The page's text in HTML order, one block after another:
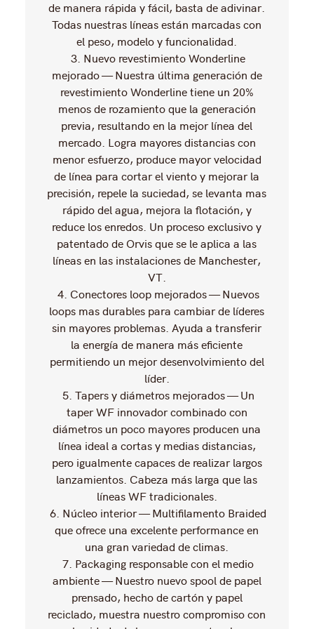
de manera rápida y fácil, basta de adivinar.
Todas nuestras líneas están marcadas con
el peso, modelo y funcionalidad.
3. Nuevo revestimiento Wonderline
mejorado — Nuestra última generación de
revestimiento Wonderline tiene un 20%
menos de rozamiento que la generación
previa, resultando en la mejor línea del
mercado. Logra mayores distancias con
menor esfuerzo, produce mayor velocidad
de línea para cortar el viento y mejorar la
precisión, repele la suciedad, se levanta mas
rápido del agua, mejora la flotación, y
reduce los enredos. Un proceso exclusivo y
patentado de Orvis que se le aplica a las
líneas en las instalaciones de Manchester,
VT.
4. Conectores loop mejorados — Nuevos
loops mas durables para cambiar de líderes
sin mayores problemas. Ayuda a transferir
la energía de manera más eficiente
permitiendo un mejor desenvolvimiento del
líder.
5. Tapers y diámetros mejorados — Un
taper WF innovador combinado con
diámetros un poco mayores producen una
línea ideal a cortas y medias distancias,
pero igualmente capaces de realizar largos
lanzamientos. Cabeza más larga que las
líneas WF tradicionales.
6. Núcleo interior — Multifilamento Braided
que ofrece una excelente performance en
una gran variedad de climas.
7. Packaging responsable con el medio
ambiente — Nuestro nuevo spool de papel
prensado, hecho de cartón y papel
reciclado, muestra nuestro compromiso con